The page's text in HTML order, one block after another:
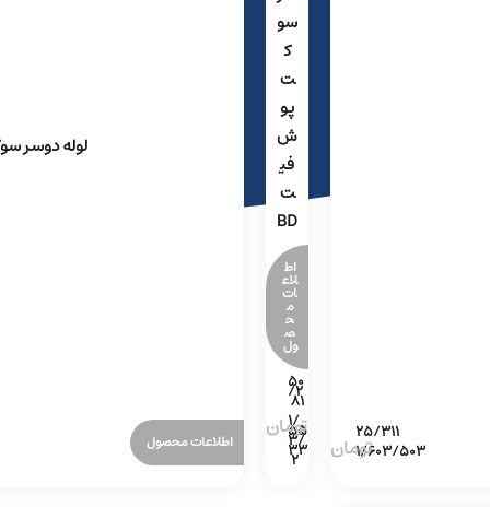
سو
ک
ت
پو
ش
فی
ت
BD
اط
لاع
ات
م
ح
ص
ول
لوله دوسر
اطلاعات محصول